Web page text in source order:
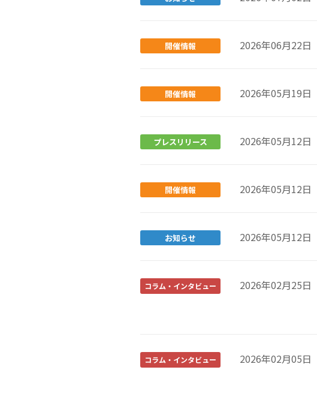
開催情報 2026年06月22日
開催情報 2026年05月19日
プレスリリース 2026年05月12日
開催情報 2026年05月12日
お知らせ 2026年05月12日
コラム・インタビュー 2026年02月25日
コラム・インタビュー 2026年02月05日